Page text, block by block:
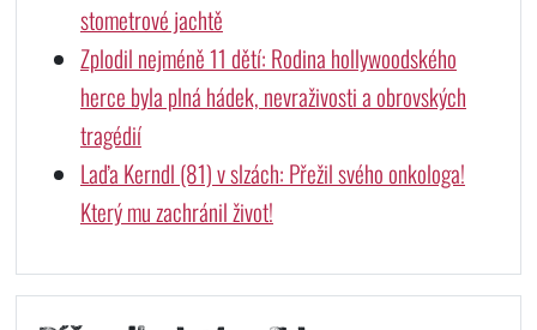
stometrové jachtě
Zplodil nejméně 11 dětí: Rodina hollywoodského
herce byla plná hádek, nevraživosti a obrovských
tragédií
Laďa Kerndl (81) v slzách: Přežil svého onkologa!
Který mu zachránil život!